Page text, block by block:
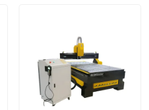
أشرطة فيديو